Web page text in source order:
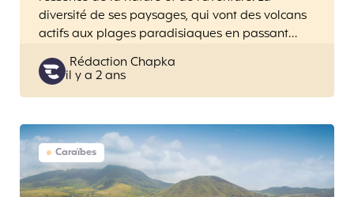
diversité de ses paysages, qui vont des volcans
actifs aux plages paradisiaques en passant…
Posted
by
Rédaction Chapka
il y a 2 ans
Caraïbes